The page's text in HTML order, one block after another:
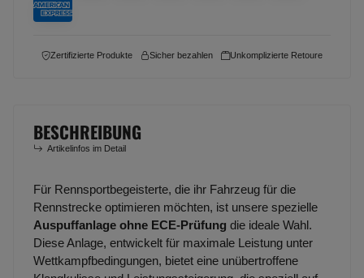
Zertifizierte Produkte Sicher bezahlen Unkomplizierte Retoure
BESCHREIBUNG
Artikelinfos im Detail
Für Rennsportbegeisterte, die ihr Fahrzeug für die
Rennstrecke optimieren möchten, ist unsere spezielle
Auspuffanlage ohne ECE-Prüfung die ideale Wahl.
Diese Anlage, entwickelt für maximale Leistung unter
Wettkampfbedingungen, bietet eine unübertroffene